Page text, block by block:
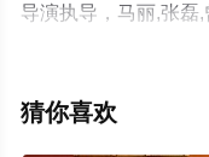
导演执导，马丽,张磊
晓童,郝文婷,魏哲鸣,
艺,郑舒环,袁愿,姚卓
猜你喜欢